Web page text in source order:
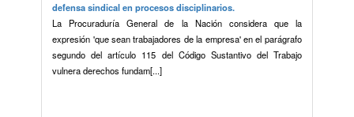
defensa sindical en procesos disciplinarios.
La Procuraduría General de la Nación considera que la
expresión 'que sean trabajadores de la empresa' en el parágrafo
segundo del artículo 115 del Código Sustantivo del Trabajo
vulnera derechos fundam[...]